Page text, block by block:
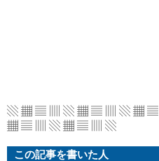
▧ ▦ ▤ ▥ ▧ ▦ ▤ ▥ ▧ ▦ ▤
▦ ▤ ▥ ▧ ▦ ▤ ▥ ▧
この記事を書いた人